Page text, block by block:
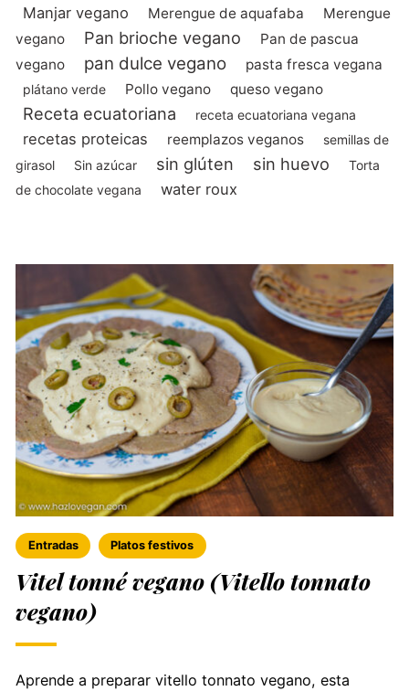
Manjar vegano Merengue de aquafaba
Merengue
vegano
Pan brioche vegano
Pan de pascua
vegano
pan dulce vegano pasta fresca vegana
plátano verde Pollo vegano queso vegano
Receta ecuatoriana receta ecuatoriana vegana
recetas proteicas reemplazos veganos
semillas de
girasol
Sin azúcar sin glúten sin huevo
Torta
de chocolate vegana
water roux
Entradas Platos festivos
Vitel tonné vegano (Vitello tonnato
vegano)
Aprende a preparar vitello tonnato vegano, esta